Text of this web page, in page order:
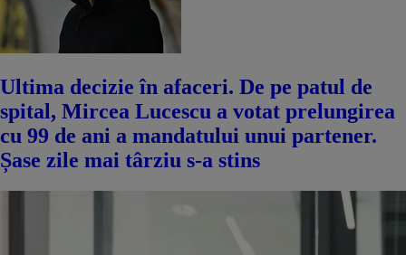
Ultima decizie în afaceri. De pe patul de
spital, Mircea Lucescu a votat prelungirea
cu 99 de ani a mandatului unui partener.
Șase zile mai târziu s-a stins